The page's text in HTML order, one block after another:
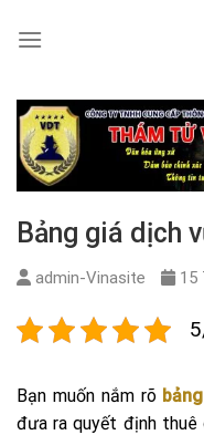
Bảng giá dịch
admin-Vinasite 15
Bạn muốn nắm rõ
đưa ra quyết định